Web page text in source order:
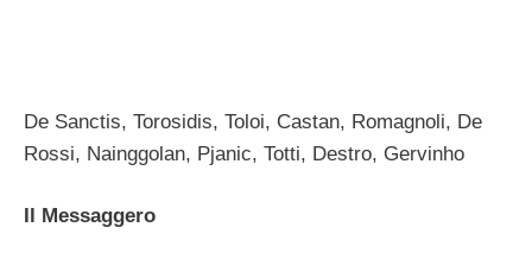
De Sanctis, Torosidis, Toloi, Castan, Romagnoli, De
Rossi, Nainggolan, Pjanic, Totti, Destro, Gervinho
Il Messaggero